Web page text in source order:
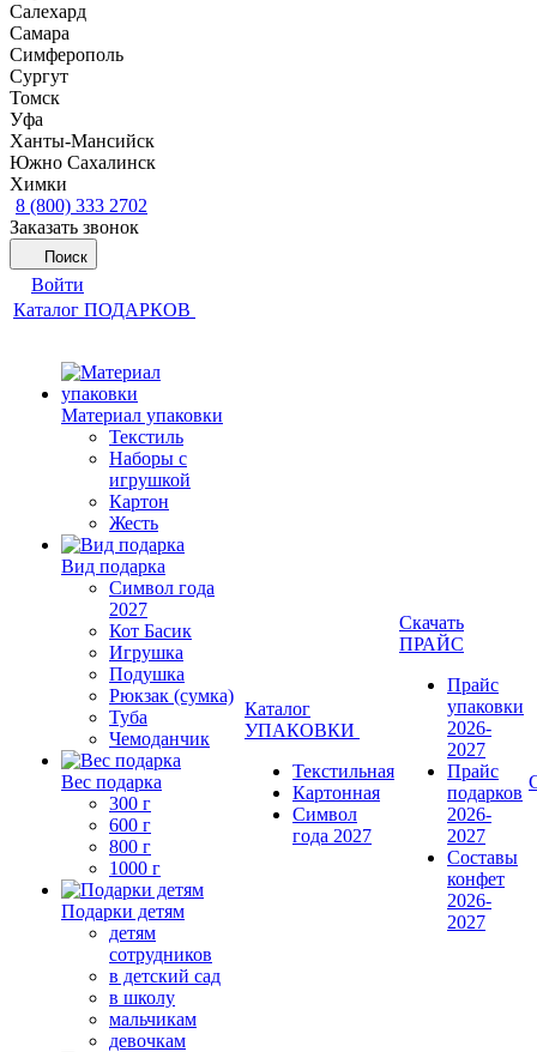
Салехард
Самара
Симферополь
Сургут
Томск
Уфа
Ханты-Мансийск
Южно Сахалинск
Химки
8 (800) 333 2702
Заказать звонок
Поиск
Войти
Каталог ПОДАРКОВ
Материал упаковки
Текстиль
Наборы с
игрушкой
Картон
Жесть
Вид подарка
Символ года
2027
Кот Басик
Игрушка
Подушка
Рюкзак (сумка)
Туба
Чемоданчик
Вес подарка
300 г
600 г
800 г
1000 г
Подарки детям
детям
сотрудников
в детский сад
в школу
мальчикам
девочкам
Каталог
УПАКОВКИ
Текстильная
Картонная
Символ
года 2027
Скачать
ПРАЙС
Прайс
упаковки
2026-
2027
Прайс
подарков
2026-
2027
Составы
конфет
2026-
2027